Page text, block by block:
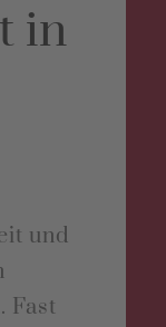
in
und
Fast